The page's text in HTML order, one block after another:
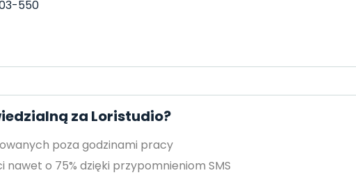
550
za Loristudio?
poza godzinami pracy
nawet o 75% dzięki przypomnieniom SMS